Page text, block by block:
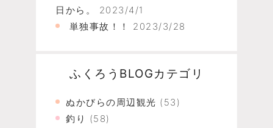
日から。
2023/4/1
単独事故！！
2023/3/28
ふくろうBLOGカテゴリ
ぬかびらの周辺観光 (53)
釣り (58)